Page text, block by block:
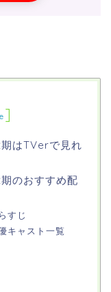
]
はTVerで見れ
のおすすめ配
すじ
キャスト一覧